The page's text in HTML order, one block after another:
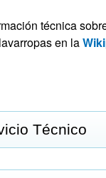
técnica
en la
Técnico